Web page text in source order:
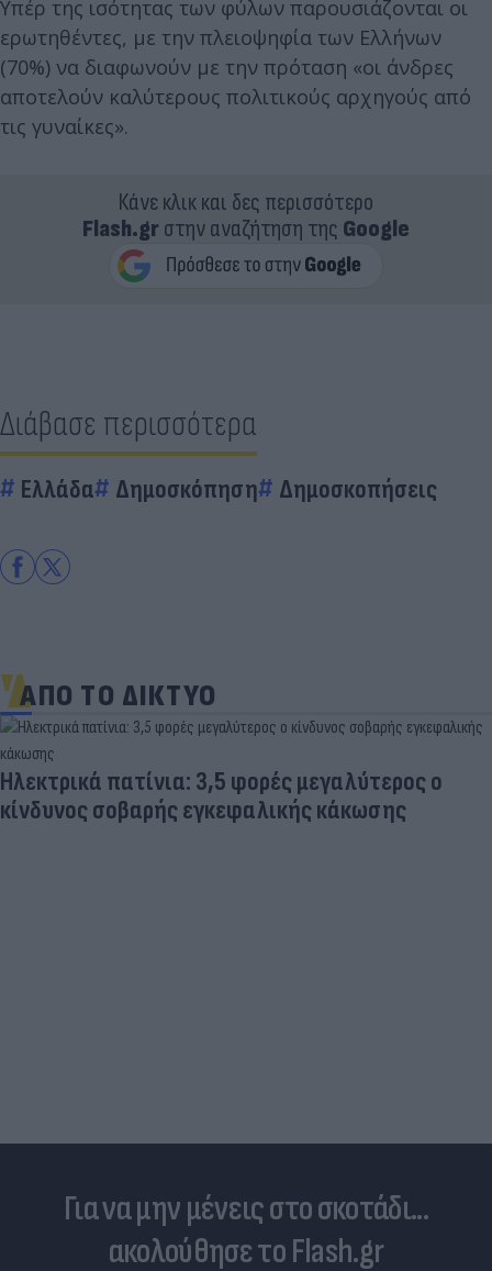
Υπέρ της ισότητας των φύλων παρουσιάζονται οι
ερωτηθέντες, με την πλειοψηφία των Ελλήνων
(70%) να διαφωνούν με την πρόταση «οι άνδρες
αποτελούν καλύτερους πολιτικούς αρχηγούς από
τις γυναίκες».
Κάνε κλικ και δες περισσότερο
Flash.grστην αναζήτηση της Google
Διάβασε περισσότερα
Ελλάδα Δημοσκόπηση Δημοσκοπήσεις
ΑΠΟ ΤΟ ΔΙΚΤΥΟ
Ηλεκτρικά πατίνια: 3,5 φορές μεγαλύτερος ο
κίνδυνος σοβαρής εγκεφαλικής κάκωσης
Για να μην μένεις στο σκοτάδι...
ακολούθησε το Flash.gr